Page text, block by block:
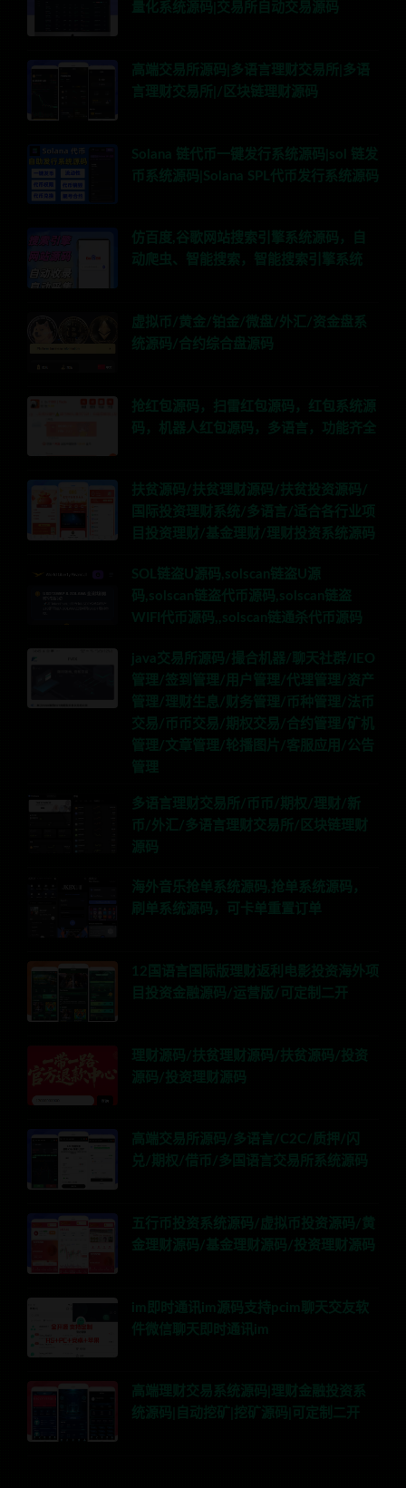
量化系统源码|交易所自动交易源码
高端交易所源码|多语言理财交易所|多语
言理财交易所|/区块链理财源码
Solana 链代币一键发行系统源码|sol 链发
币系统源码|Solana SPL代币发行系统源码
仿百度,谷歌网站搜索引擎系统源码，自
动爬虫、智能搜索，智能搜索引擎系统
虚拟币/黄金/铂金/微盘/外汇/资金盘系
统源码/合约综合盘源码
抢红包源码，扫雷红包源码，红包系统源
码，机器人红包源码，多语言，功能齐全
扶贫源码/扶贫理财源码/扶贫投资源码/
国际投资理财系统/多语言/适合各行业项
目投资理财/基金理财/理财投资系统源码
SOL链盗U源码,solscan链盗U源
码,solscan链盗代币源码,solscan链盗
WIFI代币源码,,solscan链通杀代币源码
java交易所源码/撮合机器/聊天社群/IEO
管理/签到管理/用户管理/代理管理/资产
管理/理财生息/财务管理/币种管理/法币
交易/币币交易/期权交易/合约管理/矿机
管理/文章管理/轮播图片/客服应用/公告
管理
多语言理财交易所/币币/期权/理财/新
币/外汇/多语言理财交易所/区块链理财
源码
海外音乐抢单系统源码,抢单系统源码，
刷单系统源码，可卡单重置订单
12国语言国际版理财返利电影投资海外项
目投资金融源码/运营版/可定制二开
理财源码/扶贫理财源码/扶贫源码/投资
源码/投资理财源码
高端交易所源码/多语言/C2C/质押/闪
兑/期权/借币/多国语言交易所系统源码
五行币投资系统源码/虚拟币投资源码/黄
金理财源码/基金理财源码/投资理财源码
im即时通讯im源码支持pcim聊天交友软
件微信聊天即时通讯im
高端理财交易系统源码|理财金融投资系
统源码|自动挖矿|挖矿源码|可定制二开